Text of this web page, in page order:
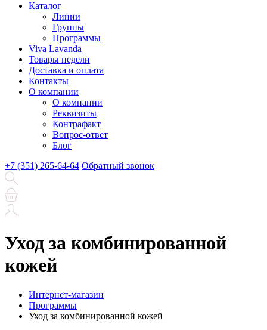
Каталог
Линии
Группы
Программы
Viva Lavanda
Товары недели
Доставка и оплата
Контакты
О компании
О компании
Реквизиты
Контрафакт
Вопрос-ответ
Блог
+7 (351) 265-64-64 Обратный звонок
Уход за комбинированной
кожей
Интернет-магазин
Программы
Уход за комбинированной кожей